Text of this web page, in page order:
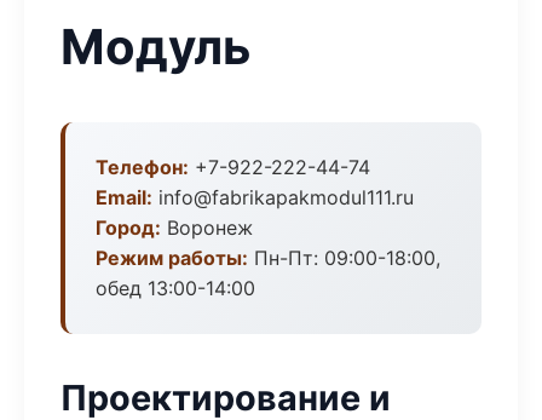
Модуль
Телефон: +7-922-222-44-74
Email: info@fabrikapakmodul111.ru
Город: Воронеж
Режим работы: Пн-Пт: 09:00-18:00,
обед 13:00-14:00
Проектирование и